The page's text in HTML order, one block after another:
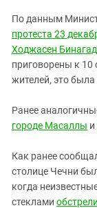
По данным
протеста 23
Ходжасен
приговорены к 10
жителей, это
Ранее
городе Масаллы и
Как ранее
столице Чечни
когда
стеклами